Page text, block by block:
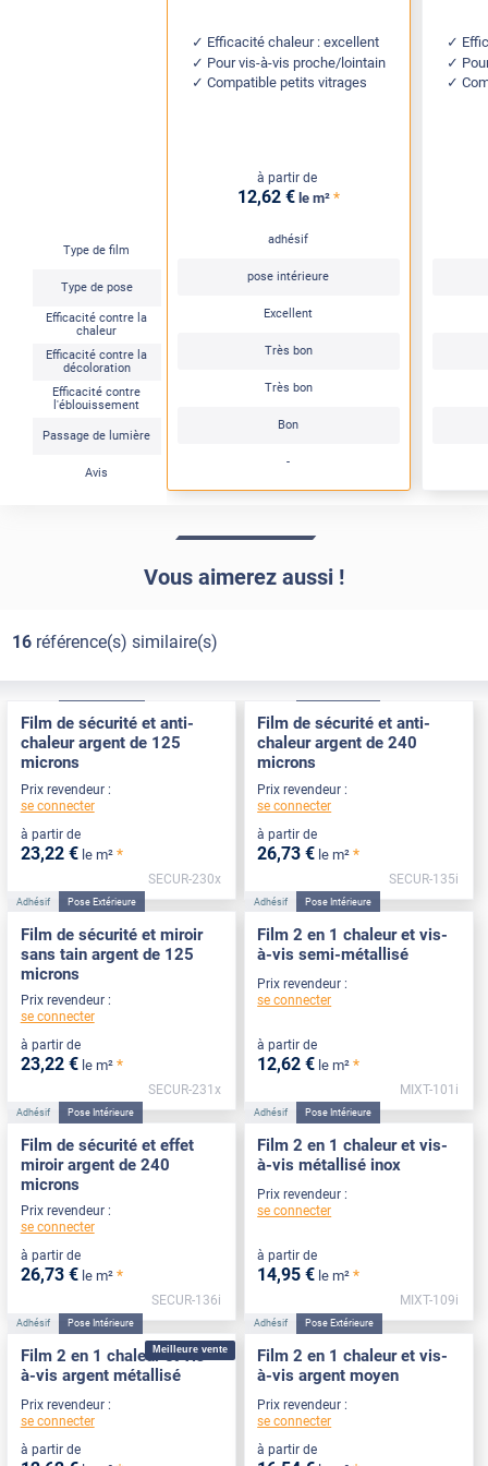
Type de film
Type de pose
Efficacité contre la
chaleur
Efficacité contre la
décoloration
Efficacité contre
l'éblouissement
Passage de lumière
Avis
Efficacité chaleur : excellent
Pour vis-à-vis proche/lointain
Compatible petits vitrages
à partir de
12,62 € le m² *
adhésif
pose intérieure
Excellent
Très bon
Très bon
Bon
-
Vous aimerez aussi !
16référence(s) similaire(s)
Film de sécurité et anti-
chaleur argent de 125
microns
Prix revendeur :
se connecter
à partir de
23,22 € le m² *
SECUR-230x
Film de sécurité et anti-
chaleur argent de 240
microns
Prix revendeur :
se connecter
à partir de
26,73 € le m² *
SECUR-135i
Adhésif Pose Extérieure
Film de sécurité et miroir
sans tain argent de 125
microns
Prix revendeur :
se connecter
à partir de
23,22 € le m² *
SECUR-231x
Adhésif Pose Intérieure
Film 2 en 1 chaleur et vis-
à-vis semi-métallisé
Prix revendeur :
se connecter
à partir de
12,62 € le m² *
MIXT-101i
Adhésif Pose Intérieure
Film de sécurité et effet
miroir argent de 240
microns
Prix revendeur :
se connecter
à partir de
26,73 € le m² *
SECUR-136i
Adhésif Pose Intérieure
Film 2 en 1 chaleur et vis-
à-vis métallisé inox
Prix revendeur :
se connecter
à partir de
14,95 € le m² *
MIXT-109i
Meilleure vente
Adhésif Pose Intérieure
Film 2 en 1 chaleur et vis-
à-vis argent métallisé
Prix revendeur :
se connecter
à partir de
Adhésif Pose Extérieure
Film 2 en 1 chaleur et vis-
à-vis argent moyen
Prix revendeur :
se connecter
à partir de